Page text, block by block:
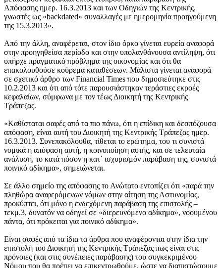
Απόφασης ημερ. 16.3.2013 και των Οδηγιών της Κεντρικής,
γνωστές ως «backdated» συναλλαγές με ημερομηνία προηγούμενη
της 15.3.2013».
Από την άλλη, αναφέρεται, στον ίδιο όρκο γίνεται ευρεία αναφορά
στην προηγηθείσα περίοδο και στην υπολανθάνουσα αντίληψη, ότι
υπήρχε πραγματικό πρόβλημα της οικονομίας και ότι θα
επακολουθούσε κούρεμα καταθέσεων. Μάλιστα γίνεται αναφορά
σε σχετικό άρθρο των Financial Times που δημοσιεύτηκε στις
10.2.2013 και ότι από τότε παρουσιάστηκαν τεράστιες εκροές
κεφαλαίων, σύμφωνα με τον τέως Διοικητή της Κεντρικής
Τράπεζας.
«Kαθίσταται σαφές από τα πιο πάνω, ότι η επίδικη και δεσπόζουσα
απόφαση, είναι αυτή του Διοικητή της Κεντρικής Τράπεζας ημερ.
16.3.2013. Συνεπακόλουθα, τίθεται το ερώτημα, του τι συνιστά
νομικά η απόφαση αυτή, η κοινοποίηση αυτής, και σε τελευταία
ανάλυση, το κατά πόσον η κατ΄ ισχυρισμόν παράβαση της, συνιστά
ποινικό αδίκημα», σημειώνεται.
Σε άλλο σημείο της απόφασης το Ανώτατο εντοπίζει ότι «παρά την
πληθώρα αναφερόμενων νόμων στην αίτηση της Αστυνομίας,
προκύπτει, ότι μόνο η ενδεχόμενη παράβαση της επιστολής –
τεκμ.3, δυνατόν να οδηγεί σε «διερευνόμενο αδίκημα», νοουμένου
πάντα, ότι πρόκειται για ποινικό αδίκημα».
Είναι σαφές από τα ίδια τα άρθρα που αναφέρονται στην ίδια την
επιστολή του Διοικητή της Κεντρικής Τράπεζας πως είναι στις
πρόνοιες (και στις συνέπειες παράβασης) του συγκεκριμένου
Νόμου που θα πρέπει να επικεντρωθούμε, ώστε να διαπιστώσουμε